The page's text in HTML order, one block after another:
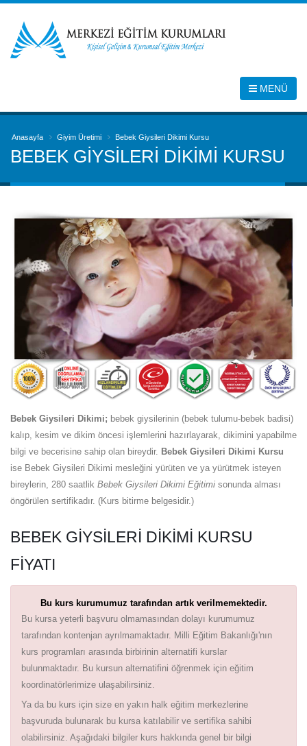
MENÜ
Anasayfa Giyim Üretimi Bebek Giysileri Dikimi Kursu
BEBEK GIYSILERI DIKIMI KURSU
Bebek Giysileri Dikimi; bebek giysilerinin (bebek tulumu-bebek badisi)
kalıp, kesim ve dikim öncesi işlemlerini hazırlayarak, dikimini yapabilme
bilgi ve becerisine sahip olan bireydir. Bebek Giysileri Dikimi Kursu
ise Bebek Giysileri Dikimi mesleğini yürüten ve ya yürütmek isteyen
bireylerin, 280 saatlik Bebek Giysileri Dikimi Eğitimi sonunda alması
öngörülen sertifikadır. (Kurs bitirme belgesidir.)
BEBEK GIYSILERI DIKIMI KURSU
FIYATI
Bu kurs kurumumuz tarafından artık verilmemektedir.
Bu kursa yeterli başvuru olmamasından dolayı kurumumuz
tarafından kontenjan ayrılmamaktadır. Milli Eğitim Bakanlığı'nın
kurs programları arasında birbirinin alternatifi kurslar
bulunmaktadır. Bu kursun alternatifini öğrenmek için eğitim
koordinatörlerimize ulaşabilirsiniz.
Ya da bu kurs için size en yakın halk eğitim merkezlerine
başvuruda bulunarak bu kursa katılabilir ve sertifika sahibi
olabilirsiniz. Aşağıdaki bilgiler kurs hakkında genel bir bilgi